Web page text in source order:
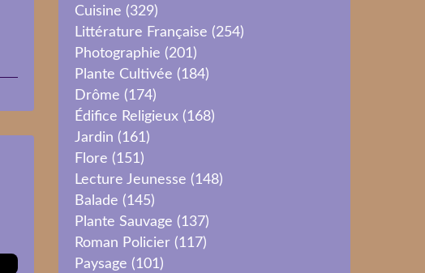
Cuisine (329)
Littérature Française (254)
Photographie (201)
Plante Cultivée (184)
Drôme (174)
Édifice Religieux (168)
Jardin (161)
Flore (151)
Lecture Jeunesse (148)
Balade (145)
Plante Sauvage (137)
Roman Policier (117)
Paysage (101)